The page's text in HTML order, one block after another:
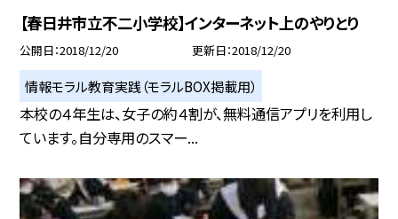
【春日井市立不二小学校】インターネット上のやりとり
公開日 2018/12/20 更新日 2018/12/20
情報モラル教育実践（モラルBOX掲載用）
本校の４年生は、女子の約４割が、無料通信アプリを利用し
ています。自分専用のスマー...